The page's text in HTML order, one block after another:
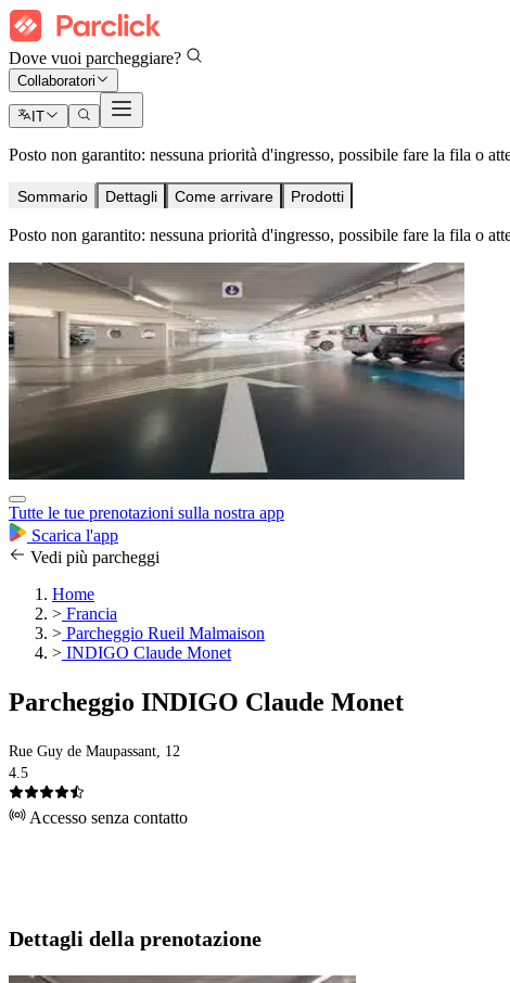
Dove vuoi parcheggiare?
Collaboratori
IT
Posto non garantito: nessuna priorità d'ingresso, possibile fare la fila o
Sommario Dettagli Come arrivare Prodotti
Posto non garantito: nessuna priorità d'ingresso, possibile fare la fila o
Tutte le tue prenotazioni sulla nostra app
Scarica l'app
Vedi più parcheggi
Home
> Francia
> Parcheggio Rueil Malmaison
> INDIGO Claude Monet
Parcheggio INDIGO Claude Monet
Rue Guy de Maupassant, 12
4.5
Accesso senza contatto
Dettagli della prenotazione